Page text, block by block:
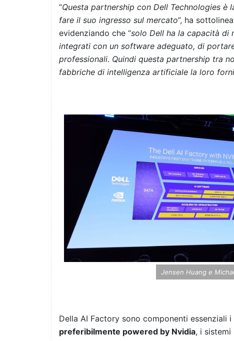
“Questa partnership con Dell Technologies
fare il suo ingresso sul mercato”, ha
evidenziando che “solo Dell ha la capacità di
integrati con un software adeguato, di
professionali. Quindi questa partnership tra
fabbriche di intelligenza artificiale la loro
Jensen Huang e
Della AI Factory sono componenti essenziali i
preferibilmente powered by Nvidia, i